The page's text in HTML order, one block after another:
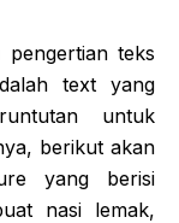
teks
text yang
untuk
berikut akan
yang berisi
nasi lemak,